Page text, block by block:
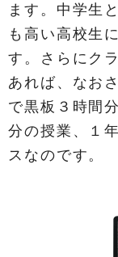
ます。中学生
も高い高校生
す。さらにク
あれば、なお
で黒板３時間
分の授業、１
スなのです。